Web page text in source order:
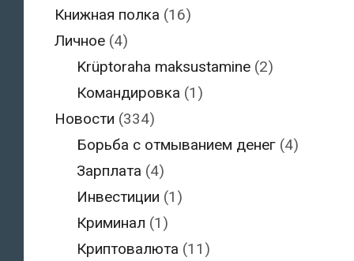
Книжная полка (16)
Личное(4)
Krüptoraha maksustamine (2)
Командировка (1)
Новости (334)
Борьба с отмыванием денег (4)
Зарплата (4)
Инвестиции (1)
Криминал (1)
Криптовалюта (11)